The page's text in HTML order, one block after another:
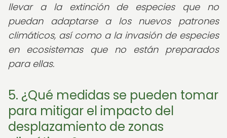
llevar a la extinción de especies que no
puedan adaptarse a los nuevos patrones
climáticos, así como a la invasión de especies
en ecosistemas que no están preparados
para ellas.
5. ¿Qué medidas se pueden tomar
para mitigar el impacto del
desplazamiento de zonas